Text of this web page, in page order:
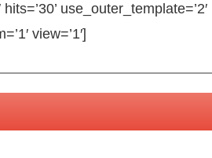
use_outer_template=’2′
view=’1′]